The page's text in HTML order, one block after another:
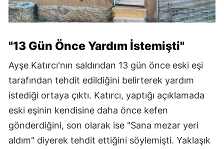
"13 Gün Önce Yardım İstemişti"
Ayşe Katırcı'nın saldırıdan 13 gün önce eski eşi
tarafından tehdit edildiğini belirterek yardım
istediği ortaya çıktı. Katırcı, yaptığı açıklamada
eski eşinin kendisine daha önce kefen
gönderdiğini, son olarak ise "Sana mezar yeri
aldım" diyerek tehdit ettiğini söylemişti. Yaklaşık